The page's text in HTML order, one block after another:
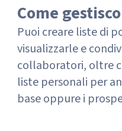
Come
Puoi creare liste di
visualizzarle e
collaboratori, oltre
liste personali per
base oppure i